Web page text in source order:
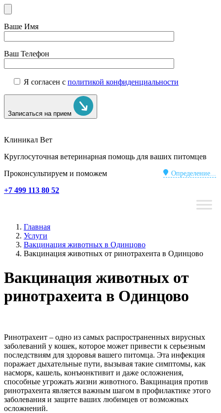
Ваше Имя
Ваш Телефон
Я согласен с политикой конфиденциальности
Записаться на прием
Клиникал Вет
Круглосуточная ветеринарная помощь для ваших питомцев
Определение...
Проконсультируем и поможем
+7 499 113 80 52
Главная
Услуги
Вакцинация животных в Одинцово
Вакцинация животных от ринотрахеита в Одинцово
Вакцинация животных от
ринотрахеита в Одинцово
Ринотрахеит – одно из самых распространенных вирусных
заболеваний у кошек, которое может привести к серьезным
последствиям для здоровья вашего питомца. Эта инфекция
поражает дыхательные пути, вызывая такие симптомы, как
насморк, кашель, конъюнктивит и даже осложнения,
способные угрожать жизни животного. Вакцинация против
ринотрахеита является важным шагом в профилактике этого
заболевания и защите ваших любимцев от возможных
осложнений.